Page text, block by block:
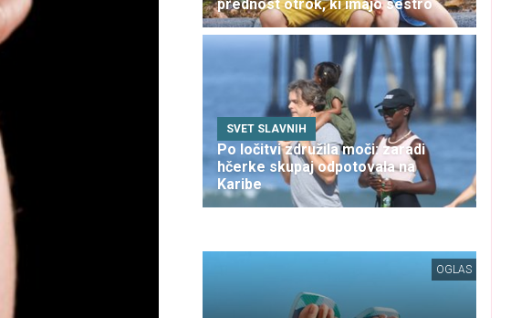
prednost otrok, ki imajo sestro
SVET SLAVNIH
Po ločitvi združila moči: zaradi
hčerke skupaj odpotovala na
Karibe
OGLAS